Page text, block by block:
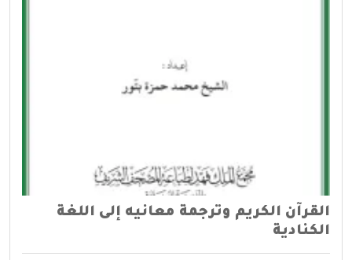
القرآن الكريم وترجمة معانيه إلى اللغة
الكنادية